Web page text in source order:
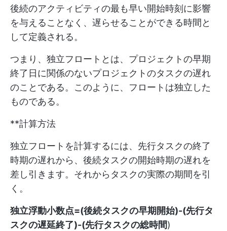
後続のアクティビティの最も早い開始時刻に影響
を与えることなく、遅らせることができる時間と
して定義される。
つまり、独立フロートとは、プロジェクトの早期
終了日に関係のないプロジェクトのタスクの遅れ
のことである。このように、フロートは独立した
ものである。
**計算方法
独立フロートを計算するには、先行タスクの終了
時期の遅れから、後続タスクの開始時期の遅れを
差し引きます。それからタスクの実際の期間を引
く。
独立浮動小数点=(後続タスクの早期開始)-(先行タ
スクの遅延終了)-(先行タスクの総時間)